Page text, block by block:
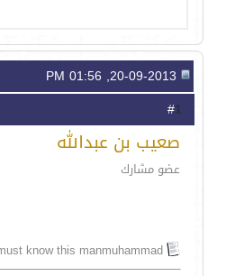
1
صعيب بن عبدالله
عضو مشارك